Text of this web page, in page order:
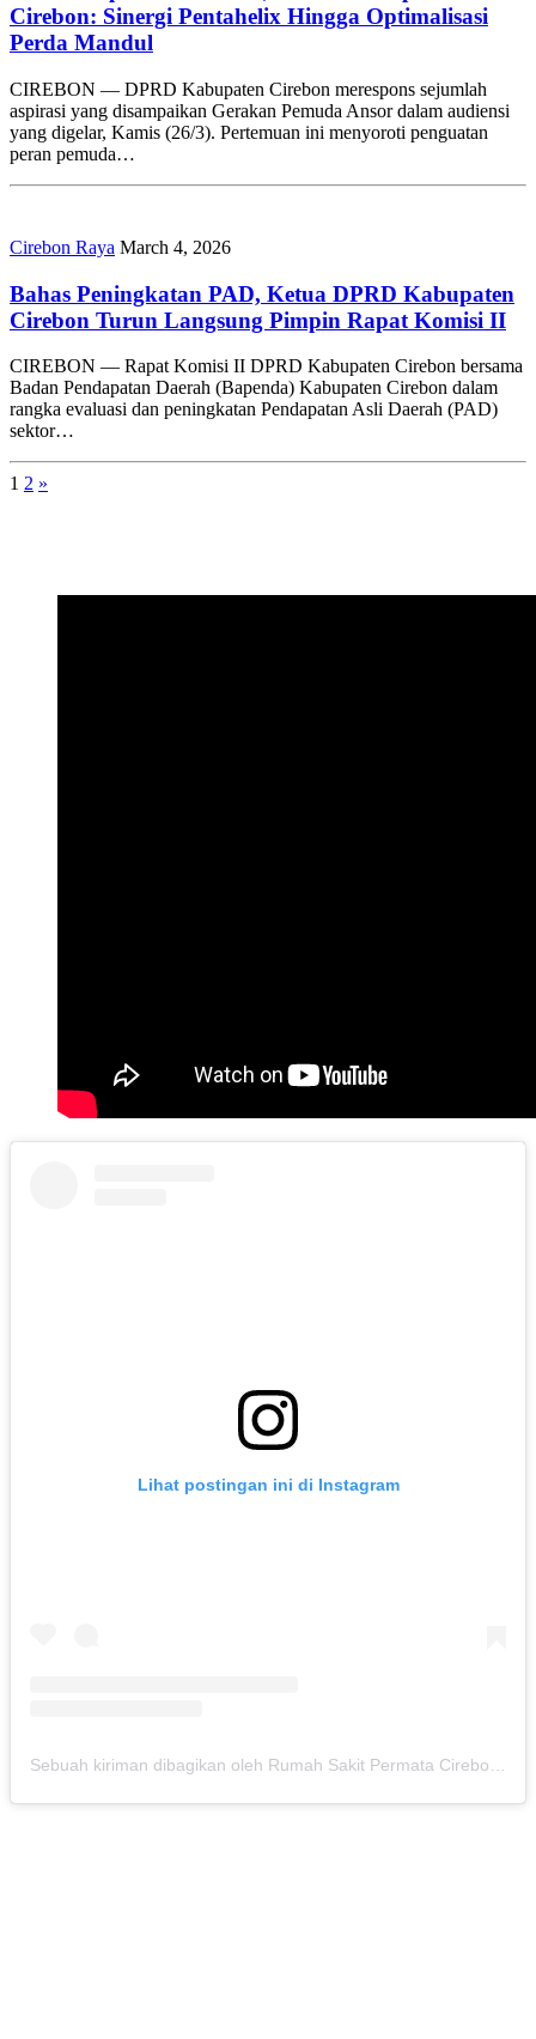
Cirebon: Sinergi Pentahelix Hingga Optimalisasi
Perda Mandul
CIREBON — DPRD Kabupaten Cirebon merespons sejumlah
aspirasi yang disampaikan Gerakan Pemuda Ansor dalam audiensi
yang digelar, Kamis (26/3). Pertemuan ini menyoroti penguatan
peran pemuda…
Cirebon Raya March 4, 2026
Bahas Peningkatan PAD, Ketua DPRD Kabupaten
Cirebon Turun Langsung Pimpin Rapat Komisi II
CIREBON — Rapat Komisi II DPRD Kabupaten Cirebon bersama
Badan Pendapatan Daerah (Bapenda) Kabupaten Cirebon dalam
rangka evaluasi dan peningkatan Pendapatan Asli Daerah (PAD)
sektor…
1 2 »
Lihat postingan ini di Instagram
Sebuah kiriman dibagikan oleh Rumah Sakit Permata Cirebon (@rspermatacirebon)